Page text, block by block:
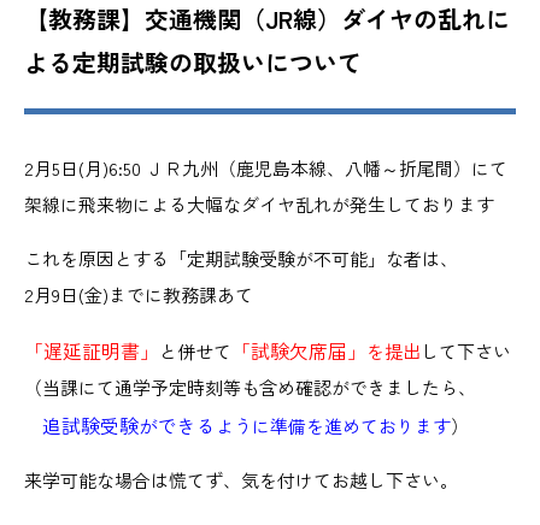
【教務課】交通機関（JR線）ダイヤの乱れに
よる定期試験の取扱いについて
2月5日(月)6:50 ＪＲ九州（鹿児島本線、八幡～折尾間）にて
架線に飛来物による大幅なダイヤ乱れが発生しております
これを原因とする「定期試験受験が不可能」な者は、
2月9日(金)までに教務課あて
「遅延証明書」 と併せて 「試験欠席届」 を提出 して下さい
（当課にて通学予定時刻等も含め確認ができましたら、
追試験受験ができる ように準備を進めております）
来学可能な場合は慌てず、気を付けてお越し下さい。